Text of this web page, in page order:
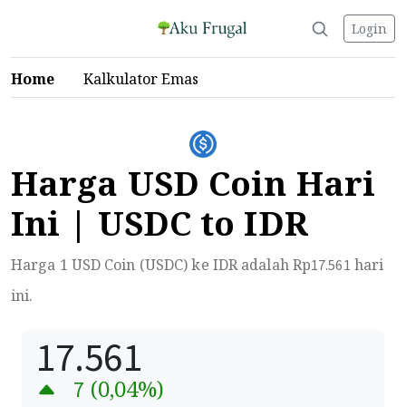
Login
Home Kalkulator Emas
Harga USD Coin Hari
Ini | USDC to IDR
Harga 1 USD Coin (USDC) ke IDR adalah Rp17.561 hari
ini.
17.561
7 (0,04%)